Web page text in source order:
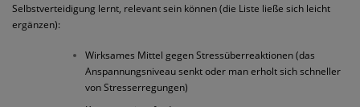
Selbstverteidigung lernt, relevant sein können (die Liste ließe sich leicht
ergänzen):
Wirksames Mittel gegen Stressüberreaktionen (das
Anspannungsniveau senkt oder man erholt sich schneller
von Stresserregungen)